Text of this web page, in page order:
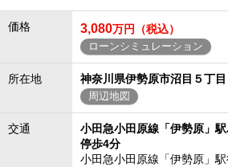
価格 3,080万円（税込）
ローンシミュレーション
所在地 神奈川県伊勢原市沼目５丁目
周辺地図
交通
小田急小田原線「伊勢原」
停歩4分
小田急小田原線「伊勢原」